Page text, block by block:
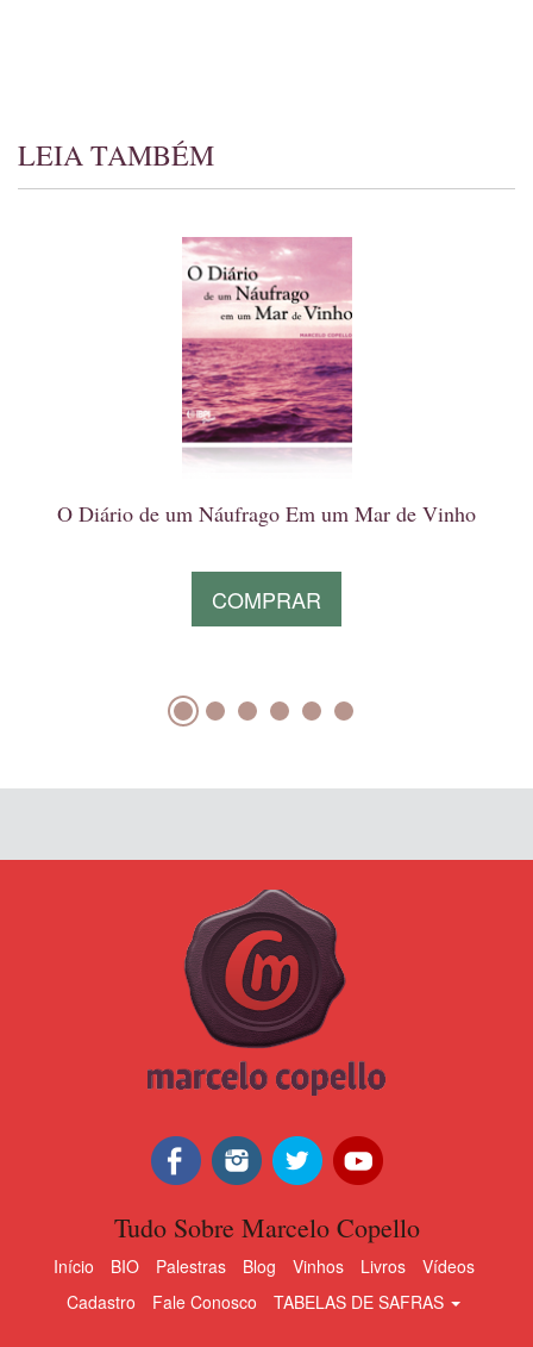
LEIA TAMBÉM
O Diário de um Náufrago Em um Mar de Vinho
COMPRAR
Tudo Sobre Marcelo Copello
Início BIO Palestras Blog Vinhos Livros
Vídeos
Cadastro
Fale Conosco TABELAS DE SAFRAS